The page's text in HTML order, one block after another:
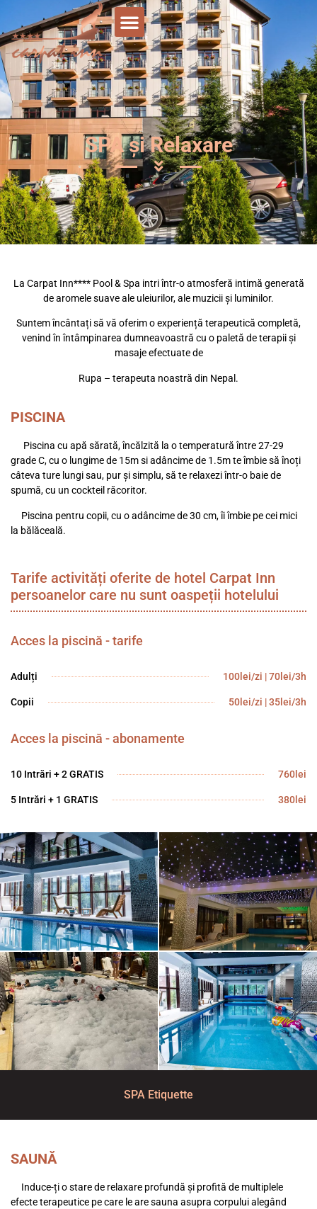
SPA și Relaxare
La Carpat Inn**** Pool & Spa intri într-o atmosferă intimă generată
de aromele suave ale uleiurilor, ale muzicii și luminilor.
Suntem încântați să vă oferim o experiență terapeutică completă,
venind în întâmpinarea dumneavoastră cu o paletă de terapii și
masaje efectuate de
Rupa – terapeuta noastră din Nepal.
PISCINA
Piscina cu apă sărată, încălzită la o temperatură între 27-29
grade C, cu o lungime de 15m si adâncime de 1.5m te îmbie să înoți
câteva ture lungi sau, pur și simplu, să te relaxezi într-o baie de
spumă, cu un cockteil răcoritor.
Piscina pentru copii, cu o adâncime de 30 cm, îi îmbie pe cei mici
la bălăceală.
Tarife activități oferite de hotel Carpat Inn
persoanelor care nu sunt oaspeții hotelului
Acces la piscină - tarife
Adulți 100lei/zi | 70lei/3h
Copii 50lei/zi | 35lei/3h
Acces la piscină - abonamente
10 Intrări + 2 GRATIS 760lei
5 Intrări + 1 GRATIS 380lei
SPA Etiquette
SAUNĂ
Induce-ți o stare de relaxare profundă și profită de multiplele
efecte terapeutice pe care le are sauna asupra corpului alegând